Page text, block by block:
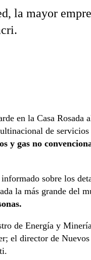
la mayor
en la Casa Rosada
de
y gas no
sobre los
la más grande del
de Energía y
el director de